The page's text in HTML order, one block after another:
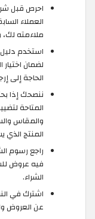
احرص قبل
العملاء
ملاءمته لك،
استخدم
لضمان
الحاجة إلى
ننصحك إذا
المتاحة
والمقاس
المنتج
راجع رسوم
فيه عروض
الشراء.
اشترك في
عن العروض